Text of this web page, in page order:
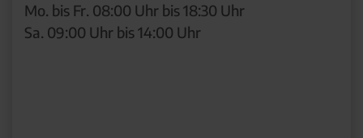
Mo. bis Fr. 08:00 Uhr bis 18:30 Uhr
Sa. 09:00 Uhr bis 14:00 Uhr